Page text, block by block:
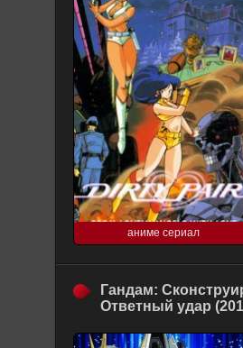
аниме сериал
Гандам:
Ответный удар